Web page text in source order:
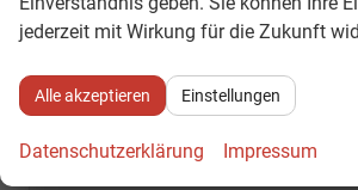
Futura
Hyundai
jederzeit mit Wirkung für die Zukunft
Alle akzeptieren Einstellungen
Datenschutzerklärung Impressum